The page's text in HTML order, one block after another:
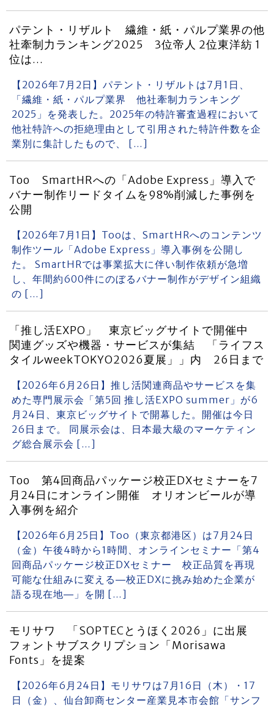
パテント・リザルト 繊維・紙・パルプ業界の他
社牽制力ランキング2025 3位帝人 2位東洋紡 1
位は…
【2026年7月2日】パテント・リザルトは7月1日、
「繊維・紙・パルプ業界 他社牽制力ランキング
2025」を発表した。2025年の特許審査過程において
他社特許への拒絶理由として引用された特許件数を企
業別に集計したもので、 […]
Too SmartHRへの「Adobe Express」導入で
バナー制作リードタイムを98%削減した事例を
公開
【2026年7月1日】Tooは、SmartHRへのコンテンツ
制作ツール「Adobe Express」導入事例を公開し
た。 SmartHRでは事業拡大に伴い制作依頼が急増
し、年間約600件にのぼるバナー制作がデザイン組織
の […]
「推し活EXPO」 東京ビッグサイトで開催中
関連グッズや機器・サービスが集結 「ライフス
タイルweekTOKYO2026夏展」」内 26日まで
【2026年6月26日】推し活関連商品やサービスを集
めた専門展示会「第5回 推し活EXPO summer」が6
月24日、東京ビッグサイトで開幕した。開催は今日
26日まで。 同展示会は、日本最大級のマーケティン
グ総合展示会 […]
Too 第4回商品パッケージ校正DXセミナーを7
月24日にオンライン開催 オリオンビールが導
入事例を紹介
【2026年6月25日】Too（東京都港区）は7月24日
（金）午後4時から1時間、オンラインセミナー「第4
回商品パッケージ校正DXセミナー 校正品質を再現
可能な仕組みに変える―校正DXに挑み始めた企業が
語る現在地―」を開 […]
モリサワ 「SOPTECとうほく2026」に出展
フォントサブスクリプション「Morisawa
Fonts」を提案
【2026年6月24日】モリサワは7月16日（木）・17
日（金）、仙台卸商センター産業見本市会館「サンフ